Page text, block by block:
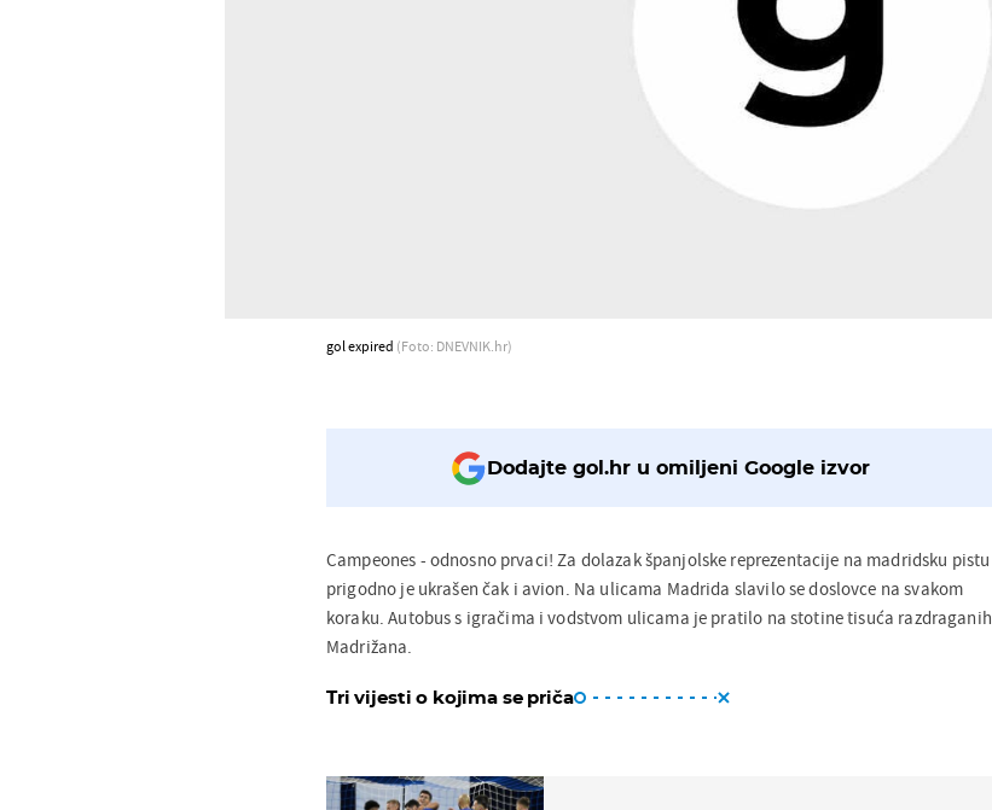
gol expired (Foto: DNEVNIK.hr)
Dodajte gol.hr u omiljeni Google izvor
Campeones - odnosno prvaci! Za dolazak španjolske reprezentacije na madridsku pistu
prigodno je ukrašen čak i avion. Na ulicama Madrida slavilo se doslovce na svakom
koraku. Autobus s igračima i vodstvom ulicama je pratilo na stotine tisuća razdraganih
Madrižana.
Tri vijesti o kojima se priča